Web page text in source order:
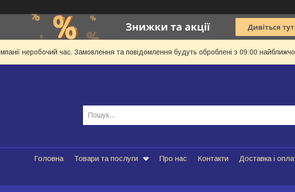
неробочий час. Замовлення та повідомлення будуть оброблені з 09:00
Головна Товари та послуги Про нас Контакти Доставка і